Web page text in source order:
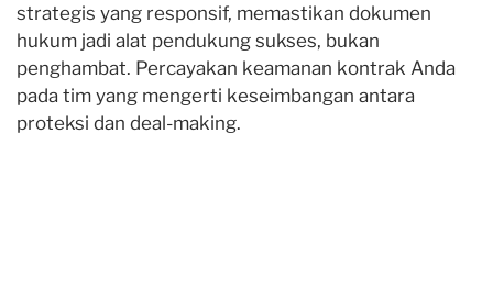
strategis yang responsif, memastikan dokumen
hukum jadi alat pendukung sukses, bukan
penghambat. Percayakan keamanan kontrak Anda
pada tim yang mengerti keseimbangan antara
proteksi dan deal-making.